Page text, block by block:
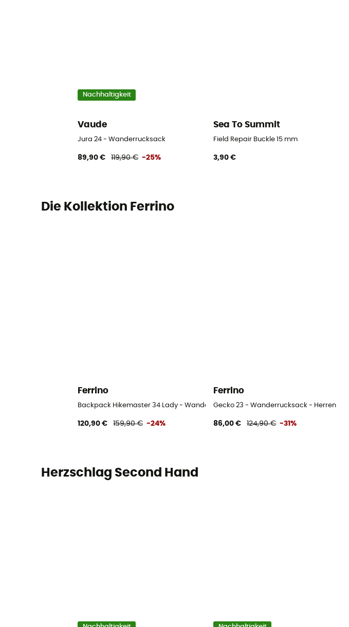
Nachhaltigkeit
Vaude
Jura 24 - Wanderrucksack
89,90 € 119,90 € -25%
Sea To Summit
Field Repair Buckle 15 mm
3,90 €
Die Kollektion Ferrino
Ferrino
Backpack Hikemaster 34 Lady - Wanderrucksack - Damen
120,90 € 159,90 € -24%
Ferrino
Gecko 23 - Wanderrucksack - Herren
86,00 € 124,90 € -31%
Herzschlag Second Hand